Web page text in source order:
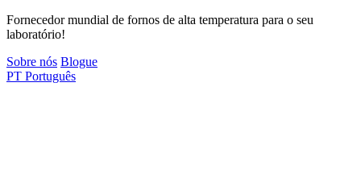
Fornecedor mundial de fornos de alta temperatura para o seu
laboratório!
Sobre nós Blogue
PT Português